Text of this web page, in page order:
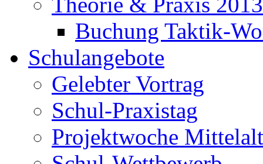
Buchung Taktik-
Schulangebote
Gelebter Vortrag
Schul-Praxistag
Projektwoche